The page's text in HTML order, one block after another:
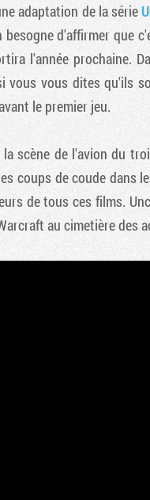
adaptation de la série
d'affirmer que
l'année prochaine.
vous vous dites qu'ils
le premier jeu.
scène de l'avion du
coups de coude dans
de tous ces films.
au cimetière des